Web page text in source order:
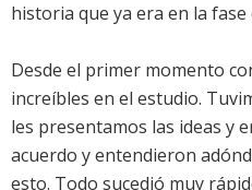
historia que ya era en la fase
Desde el primer momento
increíbles en el estudio.
les presentamos las ideas y
acuerdo y entendieron
esto. Todo sucedió muy